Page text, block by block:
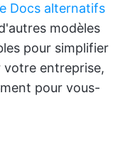
Docs alternatifs
modèles
pour simplifier
votre entreprise,
pour vous-